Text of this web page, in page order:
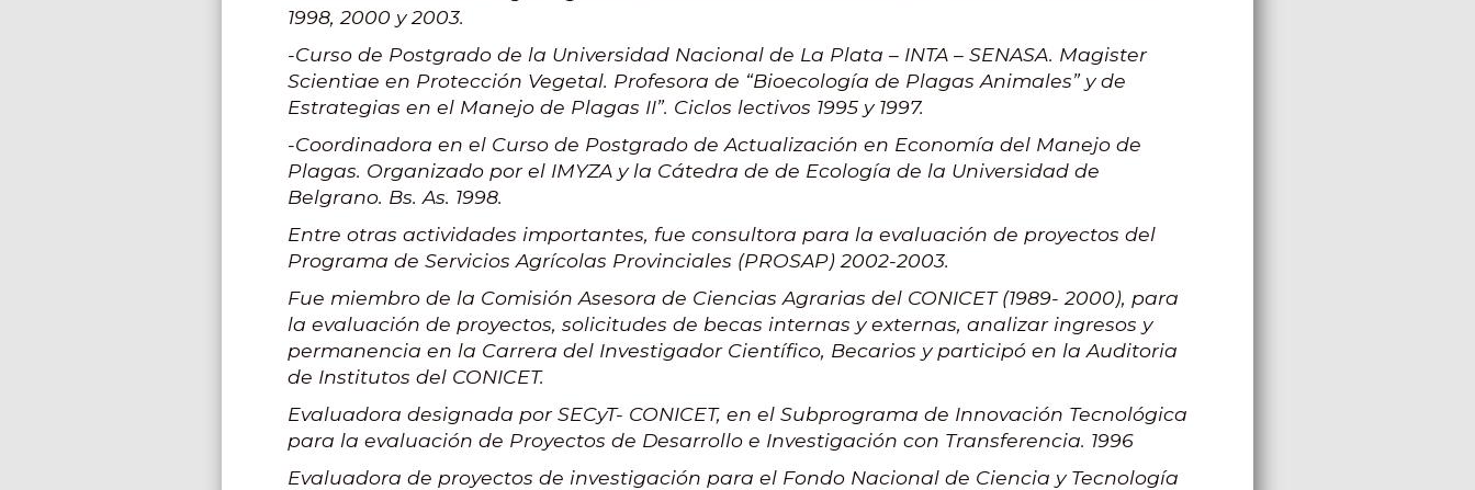
1998, 2000 y 2003.
-Curso de Postgrado de la Universidad Nacional de La Plata – INTA – SENASA. Magister
Scientiae en Protección Vegetal. Profesora de “Bioecología de Plagas Animales” y de
Estrategias en el Manejo de Plagas II”. Ciclos lectivos 1995 y 1997.
-Coordinadora en el Curso de Postgrado de Actualización en Economía del Manejo de
Plagas. Organizado por el IMYZA y la Cátedra de de Ecología de la Universidad de
Belgrano. Bs. As. 1998.
Entre otras actividades importantes, fue consultora para la evaluación de proyectos del
Programa de Servicios Agrícolas Provinciales (PROSAP) 2002-2003.
Fue miembro de la Comisión Asesora de Ciencias Agrarias del CONICET (1989- 2000), para
la evaluación de proyectos, solicitudes de becas internas y externas, analizar ingresos y
permanencia en la Carrera del Investigador Científico, Becarios y participó en la Auditoria
de Institutos del CONICET.
Evaluadora designada por SECyT- CONICET, en el Subprograma de Innovación Tecnológica
para la evaluación de Proyectos de Desarrollo e Investigación con Transferencia. 1996
Evaluadora de proyectos de investigación para el Fondo Nacional de Ciencia y Tecnología